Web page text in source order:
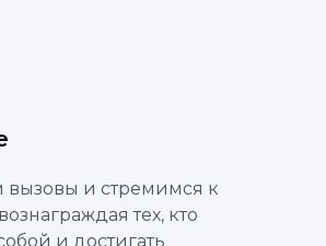
и стремимся к
тех, кто
и достигать